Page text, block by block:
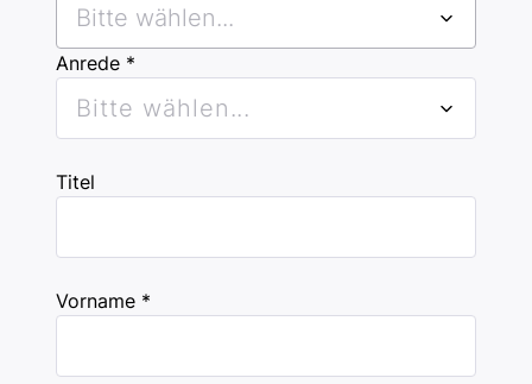
Bitte wählen...
Anrede *
Bitte wählen...
Titel
Vorname *